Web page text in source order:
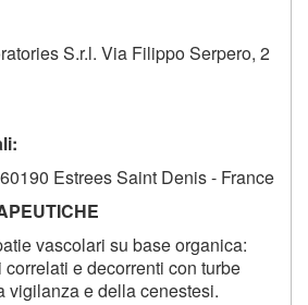
S.r.l. Via Filippo Serpero, 2
Estrees Saint Denis - France
vascolari su base organica:
e decorrenti con turbe
vigilanza e della cenestesi.